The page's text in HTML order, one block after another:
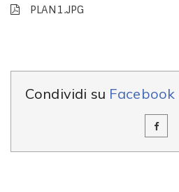
PLAN1.JPG
Condividi su Facebook